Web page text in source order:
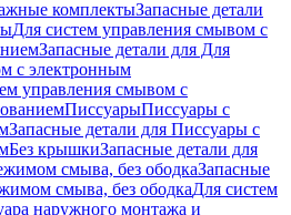
комплектыЗапасные детали
Для систем управления смывом с
Запасные детали для Для
с электронным
управления смывом с
ПиссуарыПиссуары с
Запасные детали для Писсуары с
Без крышкиЗапасные детали для
смыва, без ободкаЗапасные
смыва, без ободкаДля систем
наружного монтажа и